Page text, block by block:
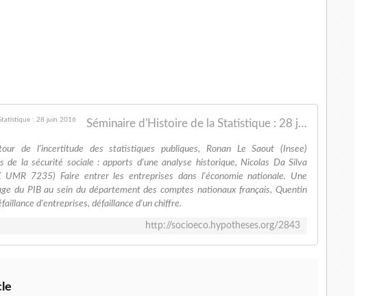
Séminaire d'Histoire de la Statistique : 28 juin 2016
de l'incertitude des statistiques publiques, Ronan Le Saout (Insee)
de la sécurité sociale : apports d'une analyse historique, Nicolas Da Silva
UMR 7235) Faire entrer les entreprises dans l'économie nationale. Une
du PIB au sein du département des comptes nationaux français, Quentin
d'entreprises, défaillance d'un chiffre.
http://socioeco.hypotheses.org/2843